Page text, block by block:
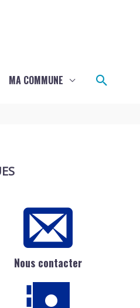
MA COMMUNE
Nous contacter